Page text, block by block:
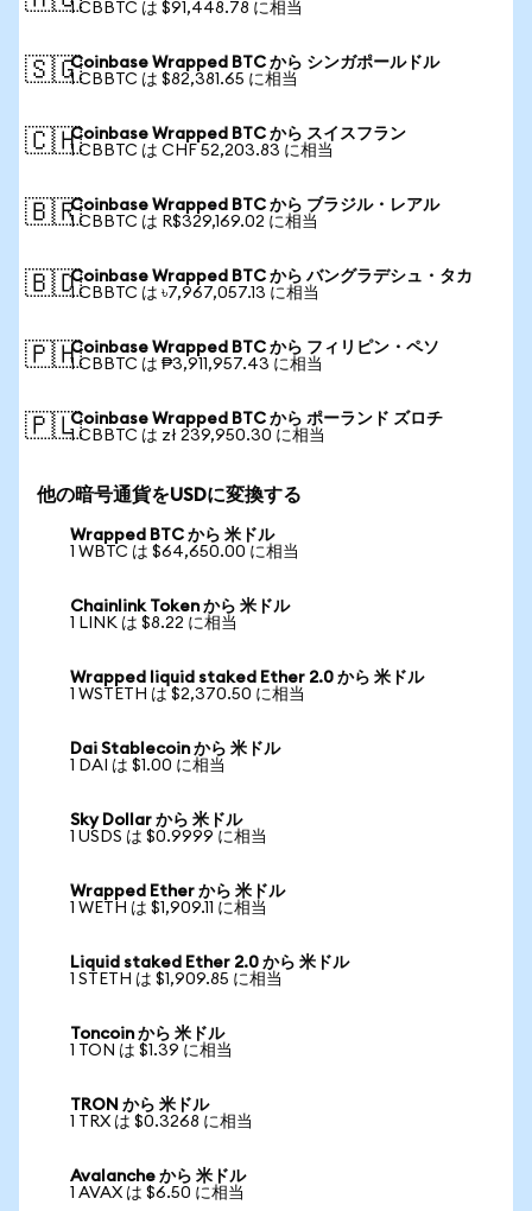
1 CBBTC は $91,448.78 に相当
🇸🇬Coinbase Wrapped BTC から シンガポールドル
1 CBBTC は $82,381.65 に相当
🇨🇭Coinbase Wrapped BTC から スイスフラン
1 CBBTC は CHF 52,203.83 に相当
🇧🇷Coinbase Wrapped BTC から ブラジル・レアル
1 CBBTC は R$329,169.02 に相当
🇧🇩Coinbase Wrapped BTC から バングラデシュ・タカ
1 CBBTC は ৳7,967,057.13 に相当
🇵🇭Coinbase Wrapped BTC から フィリピン・ペソ
1 CBBTC は ₱3,911,957.43 に相当
🇵🇱Coinbase Wrapped BTC から ポーランド ズロチ
1 CBBTC は zł 239,950.30 に相当
他の暗号通貨をUSDに変換する
Wrapped BTC から 米ドル
1 WBTC は $64,650.00 に相当
Chainlink Token から 米ドル
1 LINK は $8.22 に相当
Wrapped liquid staked Ether 2.0 から 米ドル
1 WSTETH は $2,370.50 に相当
Dai Stablecoin から 米ドル
1 DAI は $1.00 に相当
Sky Dollar から 米ドル
1 USDS は $0.9999 に相当
Wrapped Ether から 米ドル
1 WETH は $1,909.11 に相当
Liquid staked Ether 2.0 から 米ドル
1 STETH は $1,909.85 に相当
Toncoin から 米ドル
1 TON は $1.39 に相当
TRON から 米ドル
1 TRX は $0.3268 に相当
Avalanche から 米ドル
1 AVAX は $6.50 に相当